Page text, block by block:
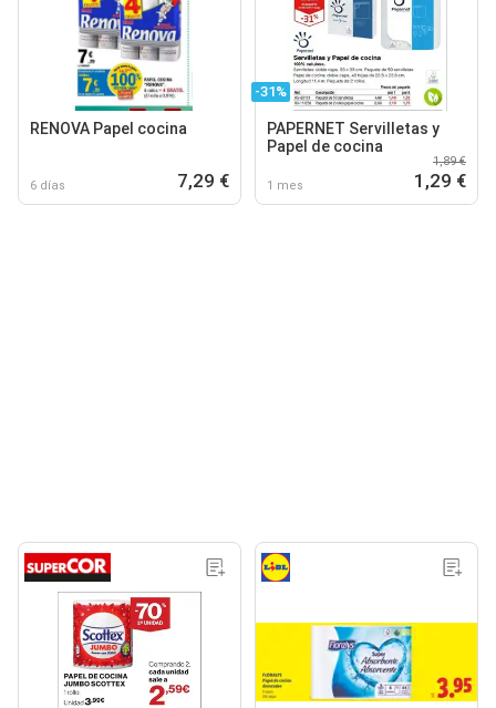
RENOVA Papel cocina
6 días 7,29 €
-31%
PAPERNET Servilletas y
Papel de cocina
1 mes
1,89 €
1,29 €